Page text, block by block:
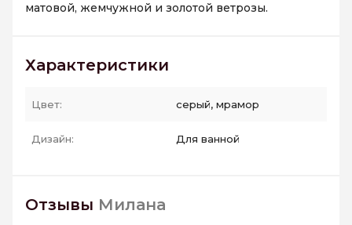
матовой, жемчужной и золотой ветрозы.
Характеристики
Цвет: серый, мрамор
Дизайн: Для ванной
Отзывы Милана